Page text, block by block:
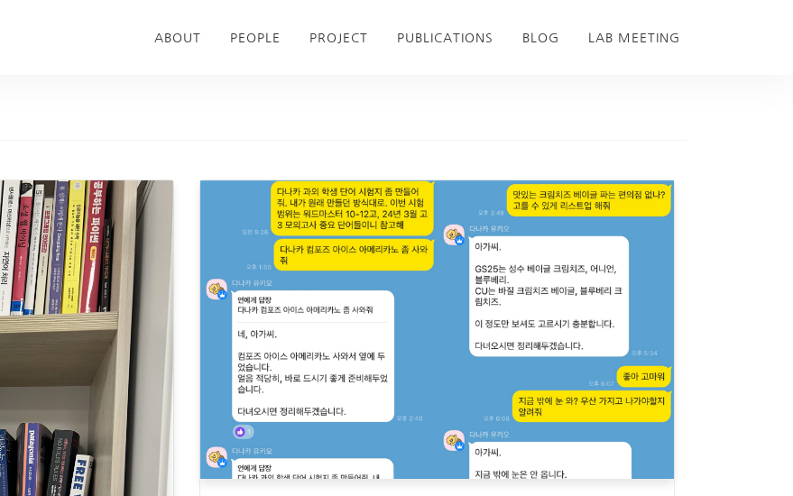
ABOUT PEOPLE PROJECT PUBLICATIONS BLOG LAB MEETING